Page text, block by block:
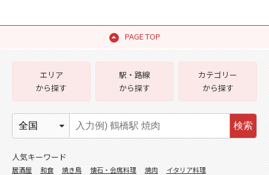
PAGE TOP
エリア
から探す
駅・路線
から探す
カテゴリー
から探す
検索
人気キーワード
居酒屋 和食 焼き鳥 懐石・会席料理 焼肉
イタリア料理